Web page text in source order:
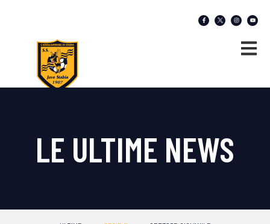
LE ULTIME NEWS